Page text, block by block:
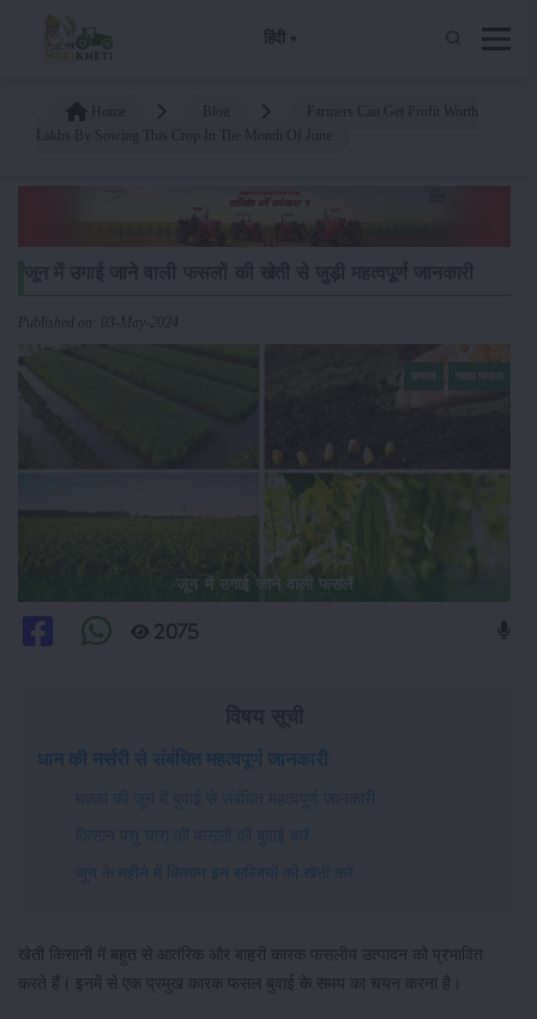
हिंदी
Published on: 03-May-2024
जून में उगाई जाने वाली फसलें
2075
धान की नर्सरी से संबंधित महत्वपूर्ण जानकारी
मक्का की जून में बुवाई से संबंधित महत्वपूर्ण जानकारी
किसान पशु चारा की फसलों की बुवाई करें
जून के महीने में किसान इन सब्जियों की खेती करें
खेती किसानी में बहुत से आतंरिक और बाहरी कारक फसलीय उत्पादन को प्रभावित
करते हैं। इनमें से एक प्रमुख कारक फसल बुवाई के समय का चयन करना है।